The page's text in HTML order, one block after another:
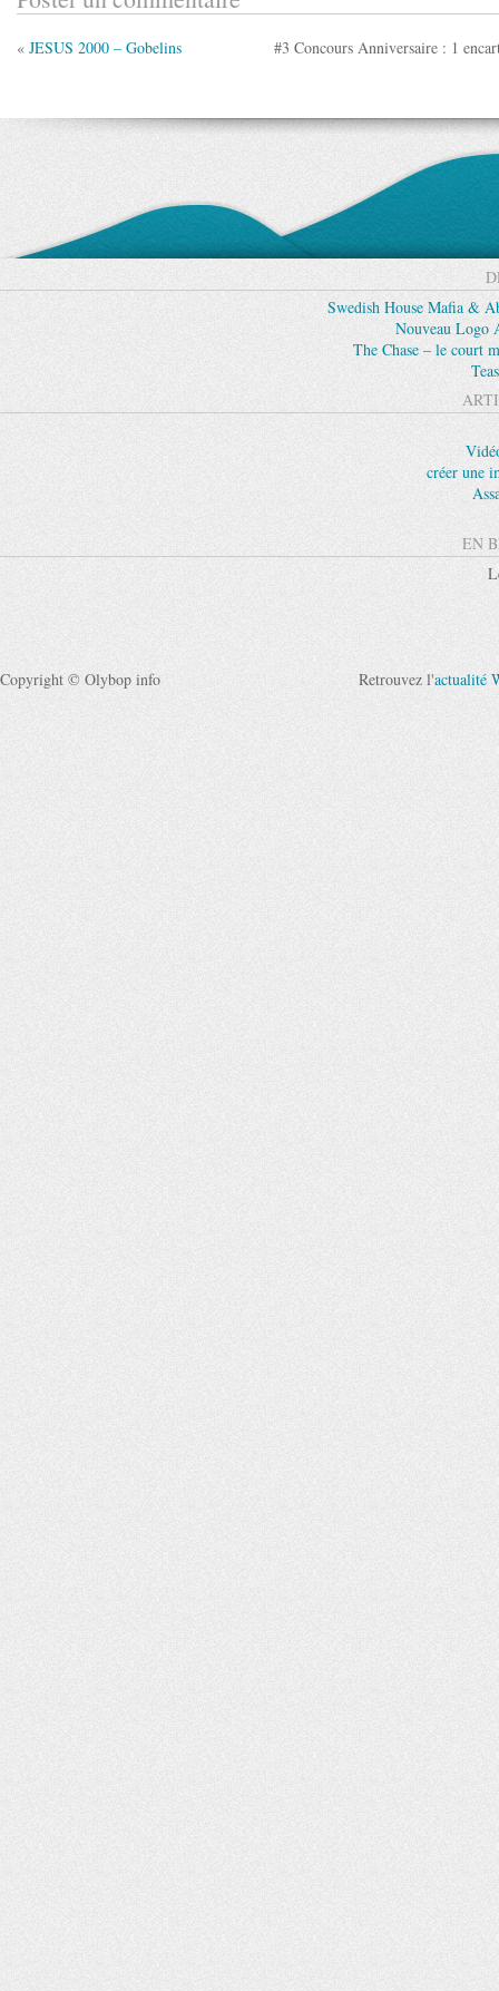
« JESUS 2000 – Gobelins #3 Concours Anniversaire : 1
Swedish House Mafia &
Nouveau Logo
The Chase – le court
créer une
EN
Copyright © Olybop info Retrouvez l'actualité